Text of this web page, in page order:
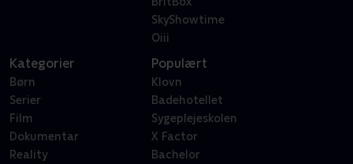
SkyShowtime
Oiii
Kategorier
Børn
Serier
Film
Dokumentar
Reality
Populært
Klovn
Badehotellet
Sygeplejeskolen
X Factor
Bachelor